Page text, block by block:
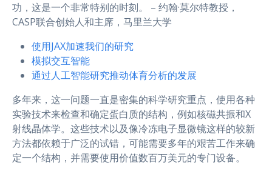
功，这是一个非常特别的时刻。 – 约翰·莫尔特教授，
CASP联合创始人和主席，马里兰大学
使用JAX加速我们的研究
模拟交互智能
通过人工智能研究推动体育分析的发展
多年来，这一问题一直是密集的科学研究重点，使用各种
实验技术来检查和确定蛋白质的结构，例如核磁共振和X
射线晶体学。这些技术以及像冷冻电子显微镜这样的较新
方法都依赖于广泛的试错，可能需要多年的艰苦工作来确
定一个结构，并需要使用价值数百万美元的专门设备。